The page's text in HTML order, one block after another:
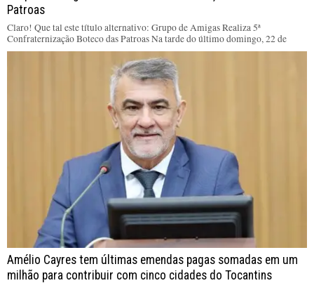
Patroas
Claro! Que tal este título alternativo: Grupo de Amigas Realiza 5ª
Confraternização Boteco das Patroas Na tarde do último domingo, 22 de
Amélio Cayres tem últimas emendas pagas somadas em um
milhão para contribuir com cinco cidades do Tocantins